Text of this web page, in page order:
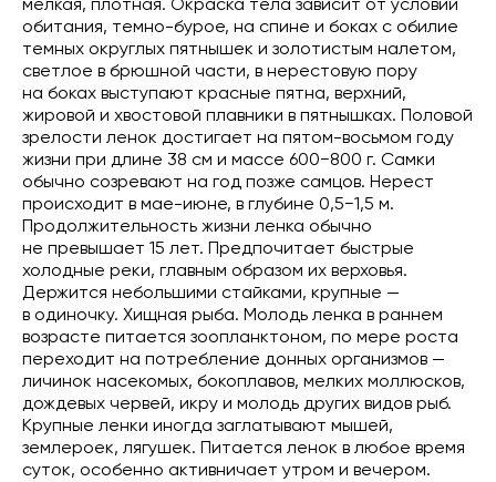
мелкая, плотная. Окраска тела зависит от условий
обитания, темно-бурое, на спине и боках с обилие
темных округлых пятнышек и золотистым налетом,
светлое в брюшной части, в нерестовую пору
на боках выступают красные пятна, верхний,
жировой и хвостовой плавники в пятнышках. Половой
зрелости ленок достигает на пятом-восьмом году
жизни при длине 38 см и массе 600−800 г. Самки
обычно созревают на год позже самцов. Нерест
происходит в мае-июне, в глубине 0,5−1,5 м.
Продолжительность жизни ленка обычно
не превышает 15 лет. Предпочитает быстрые
холодные реки, главным образом их верховья.
Держится небольшими стайками, крупные —
в одиночку. Хищная рыба. Молодь ленка в раннем
возрасте питается зоопланктоном, по мере роста
переходит на потребление донных организмов —
личинок насекомых, бокоплавов, мелких моллюсков,
дождевых червей, икру и молодь других видов рыб.
Крупные ленки иногда заглатывают мышей,
землероек, лягушек. Питается ленок в любое время
суток, особенно активничает утром и вечером.